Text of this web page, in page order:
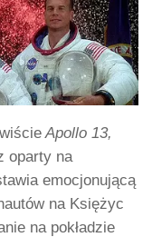
Apollo 13,
oparty na
emocjonującą
na Księżyc
na pokładzie